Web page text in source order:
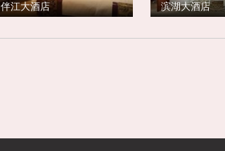
伴江大酒店 滨湖大酒店